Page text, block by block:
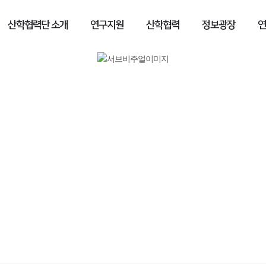
산학협력단 소개 연구지원 산학협력 정보광장